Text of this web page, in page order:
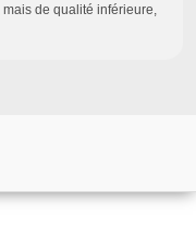
mais de qualité inférieure,